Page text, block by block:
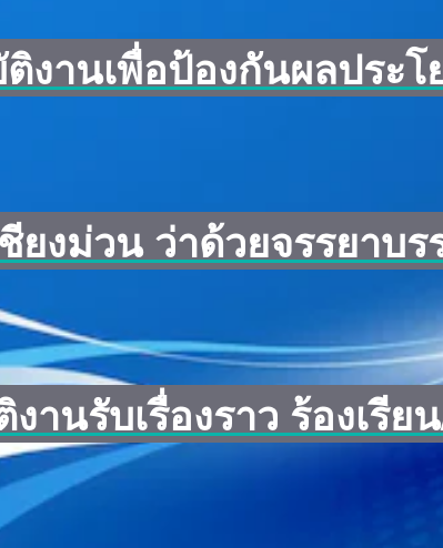
งานเพื่อป้องกันผลประ
ยงม่วน ว่าด้วยจรรยาบ
นรับเรื่องราว ร้องเรีย